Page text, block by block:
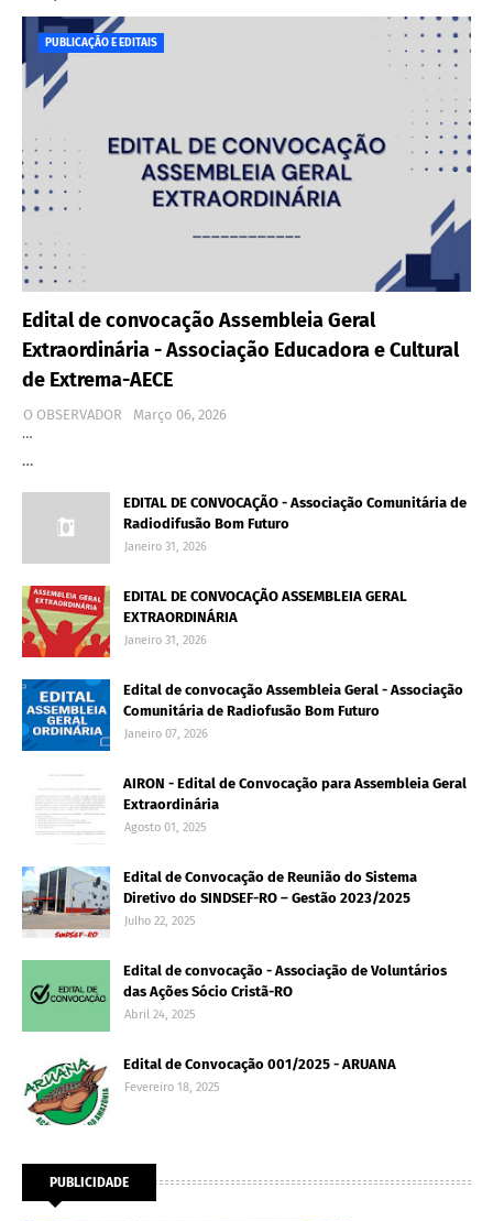
PUBLICAÇÃO E EDITAIS
Edital de convocação Assembleia Geral
Extraordinária - Associação Educadora e Cultural
de Extrema-AECE
O OBSERVADOR
Março 06, 2026
…
…
EDITAL DE CONVOCAÇÃO - Associação Comunitária de
Radiodifusão Bom Futuro
Janeiro 31, 2026
EDITAL DE CONVOCAÇÃO ASSEMBLEIA GERAL
EXTRAORDINÁRIA
Janeiro 31, 2026
Edital de convocação Assembleia Geral - Associação
Comunitária de Radiofusão Bom Futuro
Janeiro 07, 2026
AIRON - Edital de Convocação para Assembleia Geral
Extraordinária
Agosto 01, 2025
Edital de Convocação de Reunião do Sistema
Diretivo do SINDSEF-RO – Gestão 2023/2025
Julho 22, 2025
Edital de convocação - Associação de Voluntários
das Ações Sócio Cristã-RO
Abril 24, 2025
Edital de Convocação 001/2025 - ARUANA
Fevereiro 18, 2025
PUBLICIDADE